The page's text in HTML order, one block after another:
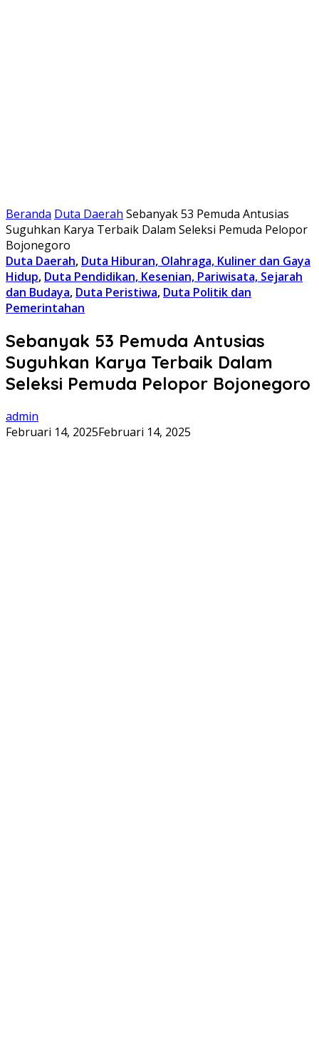
Beranda Duta Daerah Sebanyak 53 Pemuda Antusias
Suguhkan Karya Terbaik Dalam Seleksi Pemuda Pelopor
Bojonegoro
Duta Daerah, Duta Hiburan, Olahraga, Kuliner dan Gaya
Hidup, Duta Pendidikan, Kesenian, Pariwisata, Sejarah
dan Budaya, Duta Peristiwa, Duta Politik dan
Pemerintahan
Sebanyak 53 Pemuda Antusias
Suguhkan Karya Terbaik Dalam
Seleksi Pemuda Pelopor Bojonegoro
admin
Februari 14, 2025Februari 14, 2025